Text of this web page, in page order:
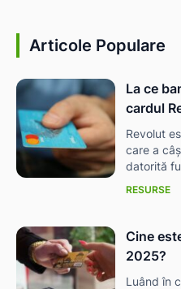
Articole Populare
La ce
cardul
Revolut
care a
datorită
RESURSE
Cine
2025?
Luând în